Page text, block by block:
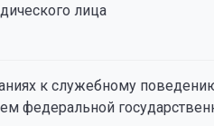
лица
к служебному
федеральной